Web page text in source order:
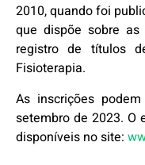
2010, quando foi
que dispõe sobre
registro de títulos
Fisioterapia.
As inscrições
setembro de 2023. O
disponíveis no site: